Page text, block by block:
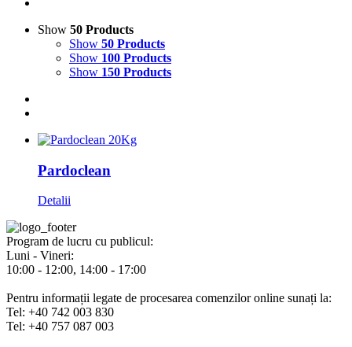
Show 50 Products
Show 50 Products
Show 100 Products
Show 150 Products
Pardoclean
Detalii
Program de lucru cu publicul:
Luni - Vineri:
10:00 - 12:00, 14:00 - 17:00
Pentru informații legate de procesarea comenzilor online sunați la:
Tel: +40 742 003 830
Tel: +40 757 087 003